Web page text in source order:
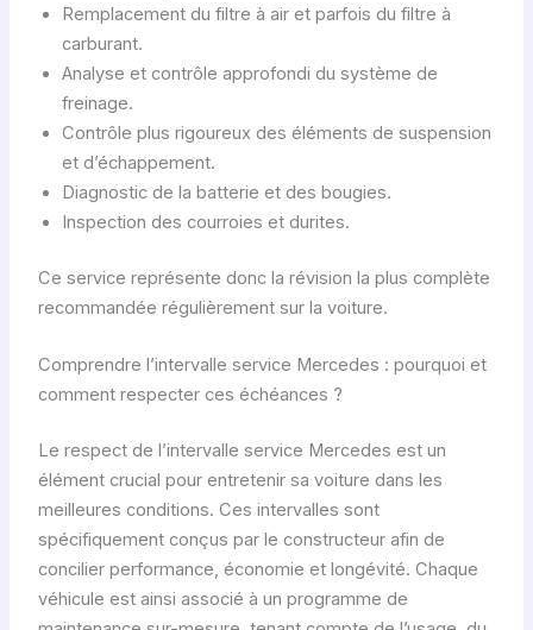
Remplacement du filtre à air et parfois du filtre à
carburant.
Analyse et contrôle approfondi du système de
freinage.
Contrôle plus rigoureux des éléments de suspension
et d’échappement.
Diagnostic de la batterie et des bougies.
Inspection des courroies et durites.
Ce service représente donc la révision la plus complète
recommandée régulièrement sur la voiture.
Comprendre l’intervalle service Mercedes : pourquoi et
comment respecter ces échéances ?
Le respect de l’intervalle service Mercedes est un
élément crucial pour entretenir sa voiture dans les
meilleures conditions. Ces intervalles sont
spécifiquement conçus par le constructeur afin de
concilier performance, économie et longévité. Chaque
véhicule est ainsi associé à un programme de